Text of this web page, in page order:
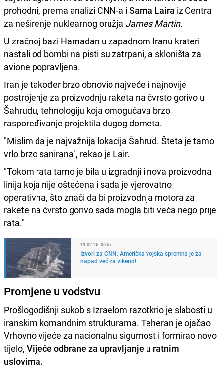
prohodni, prema analizi CNN-a i Sama Laira iz Centra
za neširenje nuklearnog oružja James Martin.
U zračnoj bazi Hamadan u zapadnom Iranu krateri
nastali od bombi na pisti su zatrpani, a skloništa za
avione popravljena.
Iran je također brzo obnovio najveće i najnovije
postrojenje za proizvodnju raketa na čvrsto gorivo u
Šahrudu, tehnologiju koja omogućava brzo
raspoređivanje projektila dugog dometa.
"Mislim da je najvažnija lokacija Šahrud. Šteta je tamo
vrlo brzo sanirana", rekao je Lair.
"Tokom rata tamo je bila u izgradnji i nova proizvodna
linija koja nije oštećena i sada je vjerovatno
operativna, što znači da bi proizvodnja motora za
rakete na čvrsto gorivo sada mogla biti veća nego prije
rata."
19.02.26. 06:55
Izvori za CNN: Američka vojska spremna je za
napad već za vikend!
Promjene u vodstvu
Prošlogodišnji sukob s Izraelom razotkrio je slabosti u
iranskim komandnim strukturama. Teheran je ojačao
Vrhovno vijeće za nacionalnu sigurnost i formirao novo
tijelo, Vijeće odbrane za upravljanje u ratnim
uslovima.